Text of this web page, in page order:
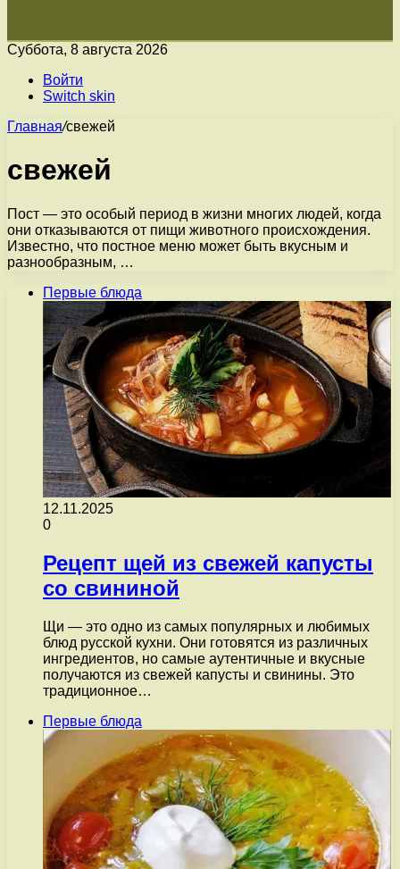
Суббота, 8 августа 2026
Войти
Switch skin
Главная/свежей
свежей
Пост — это особый период в жизни многих людей, когда
они отказываются от пищи животного происхождения.
Известно, что постное меню может быть вкусным и
разнообразным, …
Первые блюда
12.11.2025
0
Рецепт щей из свежей капусты
со свининой
Щи — это одно из самых популярных и любимых
блюд русской кухни. Они готовятся из различных
ингредиентов, но самые аутентичные и вкусные
получаются из свежей капусты и свинины. Это
традиционное…
Первые блюда